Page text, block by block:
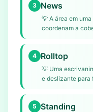
3 News
💡 A área em
coordenam a
4 Rolltop
💡 Uma
e deslizante para
5 Standing